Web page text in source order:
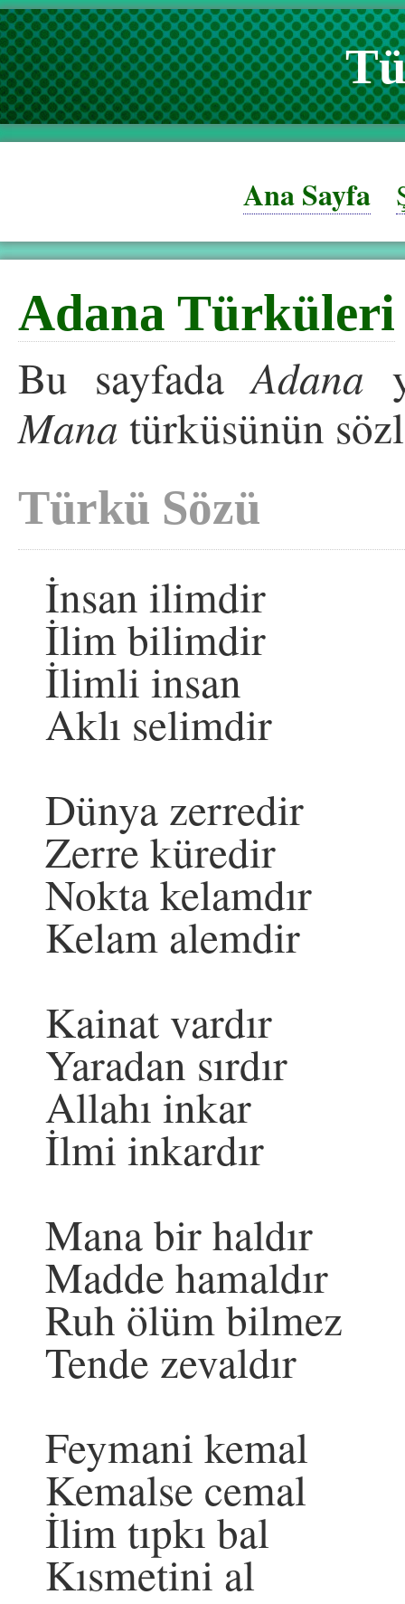
Ana Sayfa
Adana Türküleri
Bu sayfadaAdana
Mana türküsünün
Türkü Sözü
İnsan ilimdir
İlim bilimdir
İlimli insan
Aklı selimdir
Dünya zerredir
Zerre küredir
Nokta kelamdır
Kelam alemdir
Kainat vardır
Yaradan sırdır
Allahı inkar
İlmi inkardır
Mana bir haldır
Madde hamaldır
Ruh ölüm bilmez
Tende zevaldır
Feymani kemal
Kemalse cemal
İlim tıpkı bal
Kısmetini al